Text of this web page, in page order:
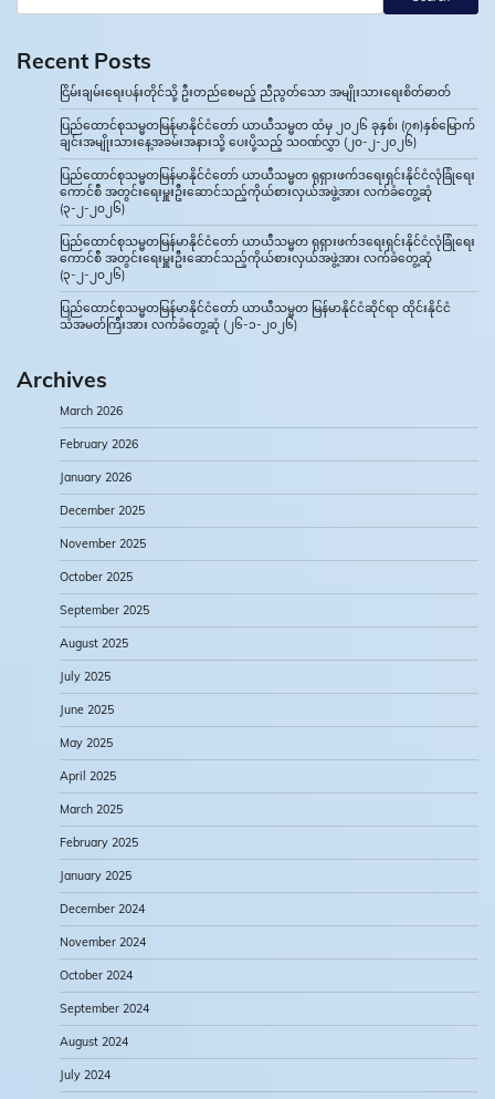
Recent Posts
ငြိမ်းချမ်းရေးပန်းတိုင်သို့ ဦးတည်စေမည့် ညီညွတ်သော အမျိုးသားရေးစိတ်ဓာတ်
ပြည်ထောင်စုသမ္မတမြန်မာနိုင်ငံတော် ယာယီသမ္မတ ထံမှ ၂၀၂၆ ခုနှစ်၊ (၇၈)နှစ်မြောက်
ချင်းအမျိုးသားနေ့အခမ်းအနားသို့ ပေးပို့သည့် သဝဏ်လွှာ (၂၀-၂-၂၀၂၆)
ပြည်ထောင်စုသမ္မတမြန်မာနိုင်ငံတော် ယာယီသမ္မတ ရုရှားဖက်ဒရေးရှင်းနိုင်ငံလုံခြုံရေး
ကောင်စီ အတွင်းရေးမှူးဦးဆောင်သည့်ကိုယ်စားလှယ်အဖွဲ့အား လက်ခံတွေ့ဆုံ
(၃-၂-၂၀၂၆)
ပြည်ထောင်စုသမ္မတမြန်မာနိုင်ငံတော် ယာယီသမ္မတ ရုရှားဖက်ဒရေးရှင်းနိုင်ငံလုံခြုံရေး
ကောင်စီ အတွင်းရေးမှူးဦးဆောင်သည့်ကိုယ်စားလှယ်အဖွဲ့အား လက်ခံတွေ့ဆုံ
(၃-၂-၂၀၂၆)
ပြည်ထောင်စုသမ္မတမြန်မာနိုင်ငံတော် ယာယီသမ္မတ မြန်မာနိုင်ငံဆိုင်ရာ ထိုင်းနိုင်ငံ
သံအမတ်ကြီးအား လက်ခံတွေ့ဆုံ (၂၆-၁-၂၀၂၆)
Archives
March 2026
February 2026
January 2026
December 2025
November 2025
October 2025
September 2025
August 2025
July 2025
June 2025
May 2025
April 2025
March 2025
February 2025
January 2025
December 2024
November 2024
October 2024
September 2024
August 2024
July 2024